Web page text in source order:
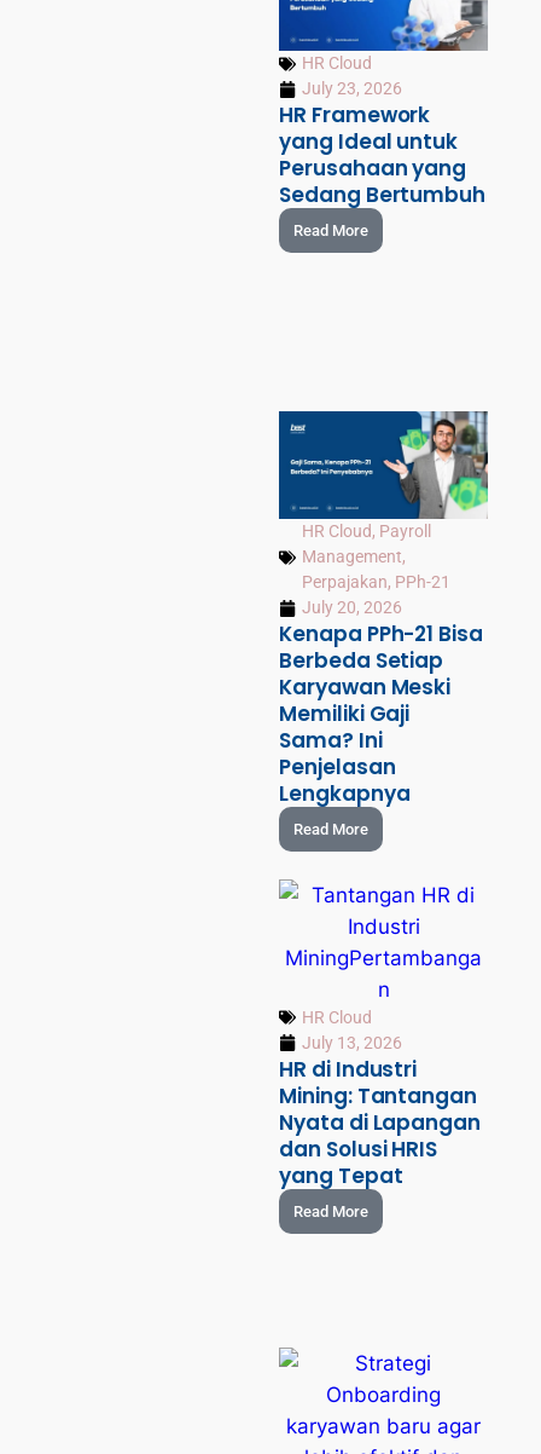
HR Cloud
July 23, 2026
HR Framework
yang Ideal untuk
Perusahaan yang
Sedang Bertumbuh
Read More
HR Cloud, Payroll
Management,
Perpajakan, PPh-21
July 20, 2026
Kenapa PPh-21 Bisa
Berbeda Setiap
Karyawan Meski
Memiliki Gaji
Sama? Ini
Penjelasan
Lengkapnya
Read More
HR Cloud
July 13, 2026
HR di Industri
Mining: Tantangan
Nyata di Lapangan
dan Solusi HRIS
yang Tepat
Read More